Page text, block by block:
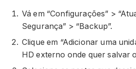
Vá em “Configurações” >
Segurança” > “Backup”.
Clique em “Adicionar uma
HD externo onde quer salvar